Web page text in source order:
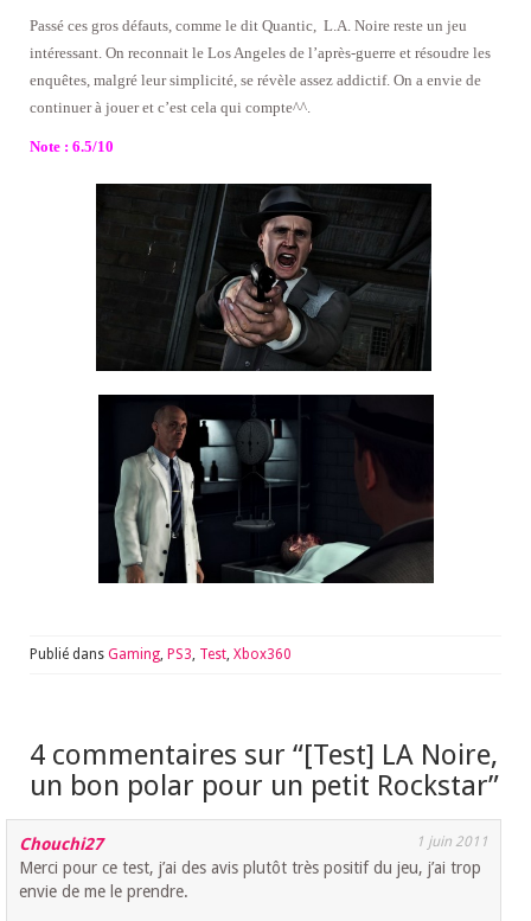
Passé ces gros défauts, comme le dit Quantic, L.A. Noire reste un jeu
intéressant. On reconnait le Los Angeles de l’après-guerre et résoudre les
enquêtes, malgré leur simplicité, se révèle assez addictif. On a envie de
continuer à jouer et c’est cela qui compte^^.
Note : 6.5/10
Publié dans Gaming, PS3, Test, Xbox360
4 commentaires sur “[Test] LA Noire,
un bon polar pour un petit Rockstar”
Chouchi27 1 juin 2011
Merci pour ce test, j’ai des avis plutôt très positif du jeu, j’ai trop
envie de me le prendre.